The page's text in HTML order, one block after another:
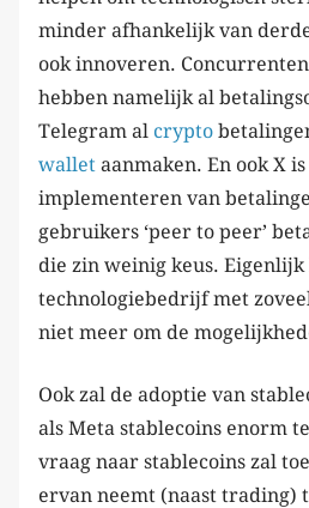
minder afhankelijk van
ook innoveren.
hebben namelijk al
Telegram al crypto
wallet aanmaken. En ook X
implementeren van
gebruikers ‘peer to peer’
die zin weinig keus. Eigenlijk
technologiebedrijf met
niet meer om de
Ook zal de adoptie van
als Meta stablecoins enorm
vraag naar stablecoins zal
ervan neemt (naast trading)